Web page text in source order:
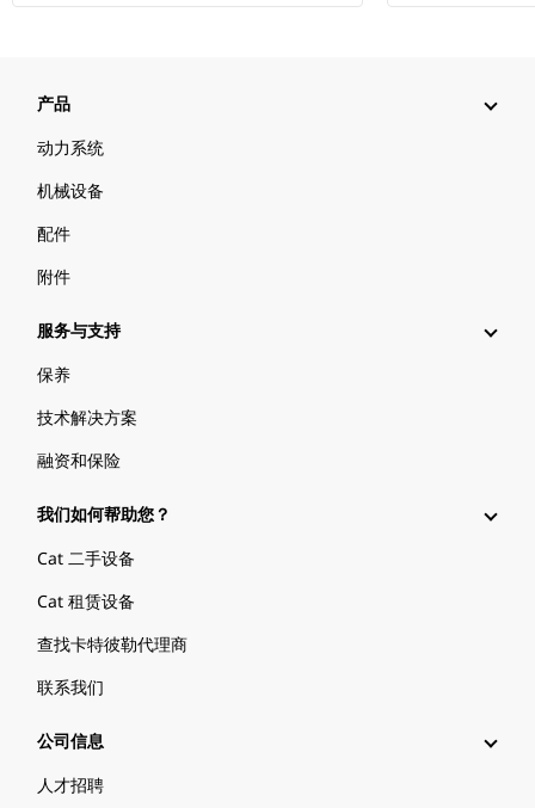
产品
动力系统
机械设备
配件
附件
服务与支持
保养
技术解决方案
融资和保险
我们如何帮助您？
Cat 二手设备
Cat 租赁设备
查找卡特彼勒代理商
联系我们
公司信息
人才招聘